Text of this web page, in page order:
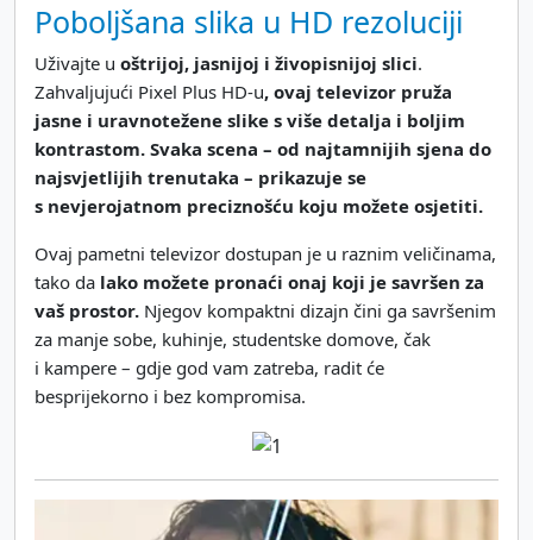
Poboljšana slika u HD rezoluciji
Uživajte u oštrijoj, jasnijoj i živopisnijoj slici.
Zahvaljujući Pixel Plus HD-u, ovaj televizor pruža
jasne i uravnotežene slike s više detalja i boljim
kontrastom. Svaka scena – od najtamnijih sjena do
najsvjetlijih trenutaka – prikazuje se
s nevjerojatnom preciznošću koju možete osjetiti.
Ovaj pametni televizor dostupan je u raznim veličinama,
tako da lako možete pronaći onaj koji je savršen za
vaš prostor. Njegov kompaktni dizajn čini ga savršenim
za manje sobe, kuhinje, studentske domove, čak
i kampere – gdje god vam zatreba, radit će
besprijekorno i bez kompromisa.